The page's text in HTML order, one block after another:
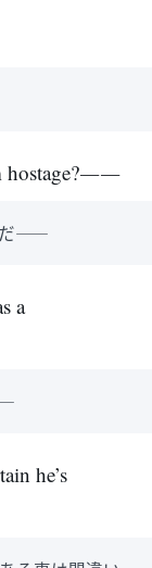
hostage?――
だ――
a
he’s